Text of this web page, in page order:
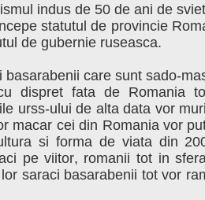
indus de 50 de ani de
statutul de provincie
de gubernie ruseasca.
basarabenii care sunt sado-
dispret fata de Romania
urss-ului de alta data vor
macar cei din Romania vor
si forma de viata din
pe viitor, romanii tot in
saraci basarabenii tot vor